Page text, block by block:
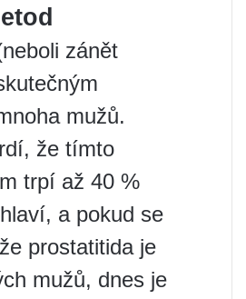
zánět
mužů.
že tímto
trpí až 40 %
a pokud se
prostatitida je
mužů, dnes je